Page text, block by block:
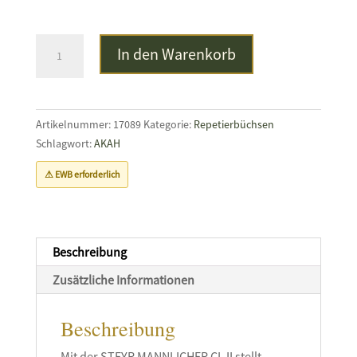
MANNLICHER
Semi
Weight
ohne
Visierung
In den Warenkorb
Artikelnummer: 17089 Kategorie: Repetierbüchsen
Schlagwort:AKAH
⚠ EWB erforderlich
Beschreibung
Zusätzliche Informationen
Beschreibung